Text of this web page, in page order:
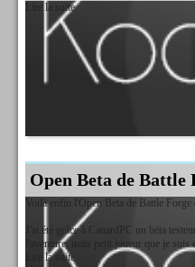
Lire la suite
Open Beta de Battle
Voilà enfin l'Open Beta de Battle Forge
J'ai été grâce à CanardPC un béta
l'aventure, mais petit joueur que je suis
Lire la suite